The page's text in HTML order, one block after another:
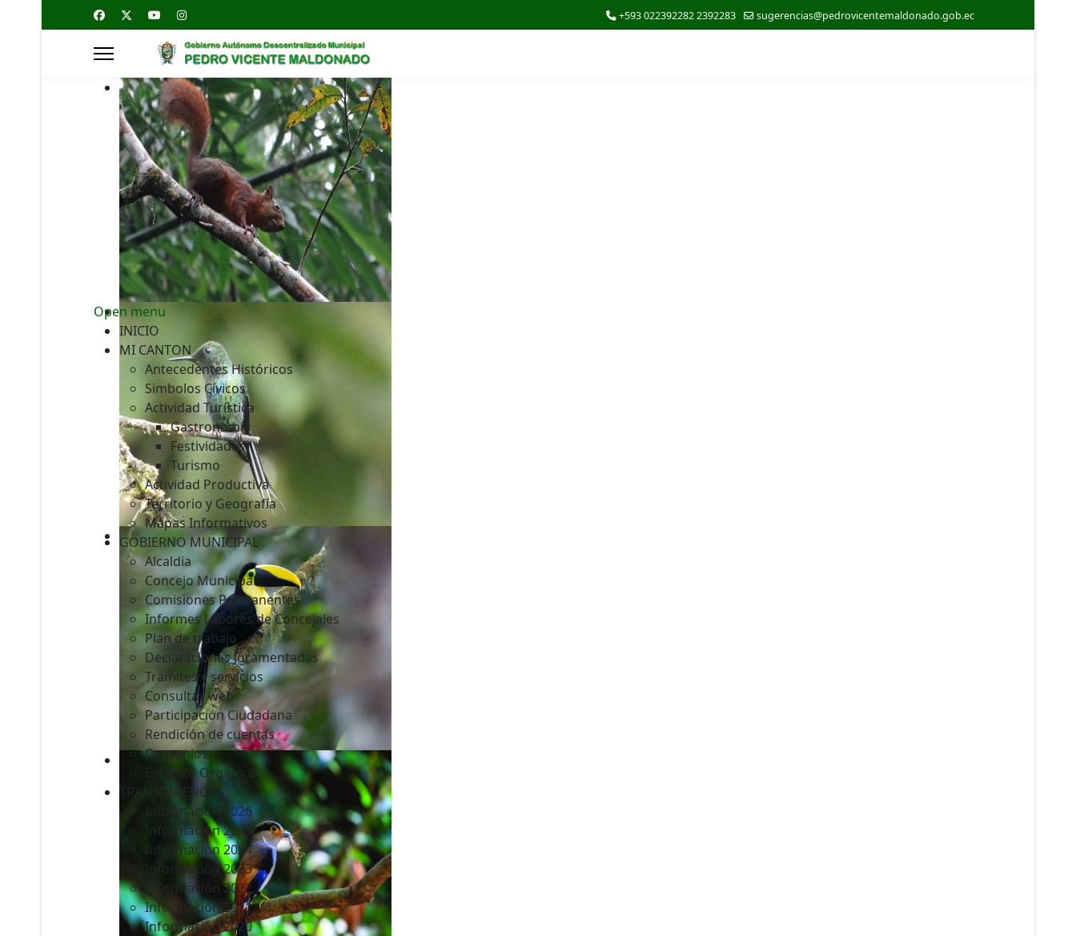
+593 022392282 2392283 sugerencias@pedrovicentemaldonado.gob.ec
Open menu
INICIO
MI CANTON
Antecedentes Históricos
Simbolos Cívicos
Actividad Turística
Gastronomía
Festividades
Turismo
Actividad Productiva
Territorio y Geografía
Mapas Informativos
GOBIERNO MUNICIPAL
Alcaldia
Concejo Municipal
Comisiones Permanentes
Informes Labores de Concejales
Plan de trabajo
Declaraciones Juramentadas
Tramites y servicios
Consultas web
Participación Ciudadana
Rendición de cuentas
Convenios
Estatuto Orgánico
TRANSPARENCIA
Informacion 2026
Informacion 2025
Informacion 2024
Información 2023
Información 2022
Información 2021
Información 2020